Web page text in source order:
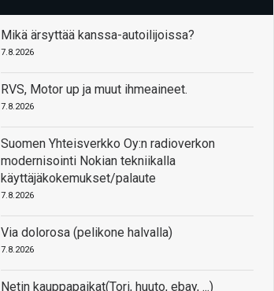
Mikä ärsyttää kanssa-autoilijoissa?
7.8.2026
RVS, Motor up ja muut ihmeaineet.
7.8.2026
Suomen Yhteisverkko Oy:n radioverkon
modernisointi Nokian tekniikalla
käyttäjäkokemukset/palaute
7.8.2026
Via dolorosa (pelikone halvalla)
7.8.2026
Netin kauppapaikat(Tori, huuto, ebay, ...)